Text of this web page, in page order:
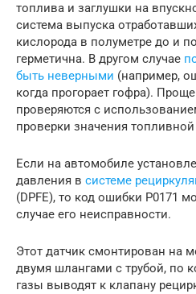
топлива и заглушки на
система выпуска
кислорода в полуметре до и
герметична. В другом случае
быть неверными (например,
когда прогорает гофра). Проще
проверяются с
проверки значения
Если на автомобиле
давления в системе
(DPFE), то код ошибки P0171
случае его неисправности.
Этот датчик смонтирован на
двумя шлангами с трубой, по
газы выводят к клапану